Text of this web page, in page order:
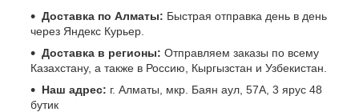
Доставка по Алматы: Быстрая отправка день в день
через Яндекс Курьер.
Доставка в регионы: Отправляем заказы по всему
Казахстану, а также в Россию, Кыргызстан и Узбекистан.
Наш адрес: г. Алматы, мкр. Баян аул, 57А, 3 ярус 48
бутик